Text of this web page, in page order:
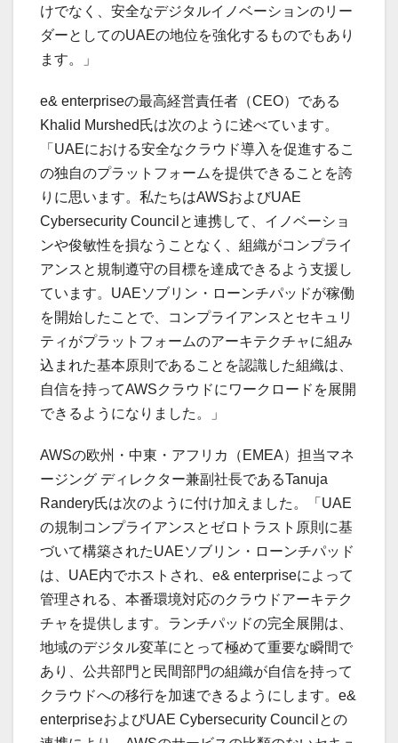
けでなく、安全なデジタルイノベーションのリー
ダーとしてのUAEの地位を強化するものでもあり
ます。」
e& enterpriseの最高経営責任者（CEO）である
Khalid Murshed氏は次のように述べています。
「UAEにおける安全なクラウド導入を促進するこ
の独自のプラットフォームを提供できることを誇
りに思います。私たちはAWSおよびUAE
Cybersecurity Councilと連携して、イノベーショ
ンや俊敏性を損なうことなく、組織がコンプライ
アンスと規制遵守の目標を達成できるよう支援し
ています。UAEソブリン・ローンチパッドが稼働
を開始したことで、コンプライアンスとセキュリ
ティがプラットフォームのアーキテクチャに組み
込まれた基本原則であることを認識した組織は、
自信を持ってAWSクラウドにワークロードを展開
できるようになりました。」
AWSの欧州・中東・アフリカ（EMEA）担当マネ
ージング ディレクター兼副社長であるTanuja
Randery氏は次のように付け加えました。「UAE
の規制コンプライアンスとゼロトラスト原則に基
づいて構築されたUAEソブリン・ローンチパッド
は、UAE内でホストされ、e& enterpriseによって
管理される、本番環境対応のクラウドアーキテク
チャを提供します。ランチパッドの完全展開は、
地域のデジタル変革にとって極めて重要な瞬間で
あり、公共部門と民間部門の組織が自信を持って
クラウドへの移行を加速できるようにします。e&
enterpriseおよびUAE Cybersecurity Councilとの